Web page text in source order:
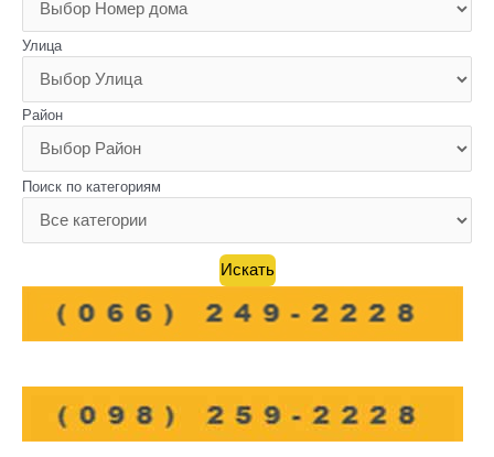
Улица
Район
Поиск по категориям